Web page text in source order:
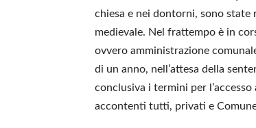
chiesa e nei dontorni, sono
medievale. Nel frattempo è in
ovvero amministrazione
di un anno, nell’attesa della
conclusiva i termini per
accontenti tutti, privati e